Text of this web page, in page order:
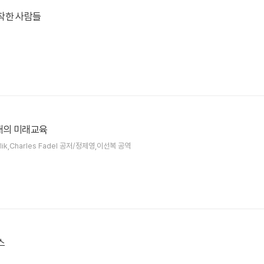
한 사람들
의 미래교육
Fadel 공저/정제영,이선복 공역